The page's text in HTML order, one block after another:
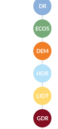
France
-
Front
du
groupe
et
à la
page
du
groupe
Droite
DR
à la
page
du
groupe
et
Social
ECOS
à la
page
du
groupe
Les
DEM
à la
page
du
groupe
&
HOR
à la
page
du
groupe
LIOT
à la
GDR